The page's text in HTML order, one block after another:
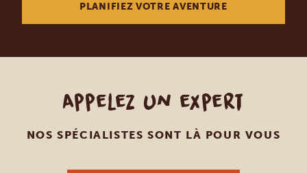
PLANIFIEZ VOTRE AVENTURE
Appelez un expert
NOS SPÉCIALISTES SONT LÀ POUR VOUS